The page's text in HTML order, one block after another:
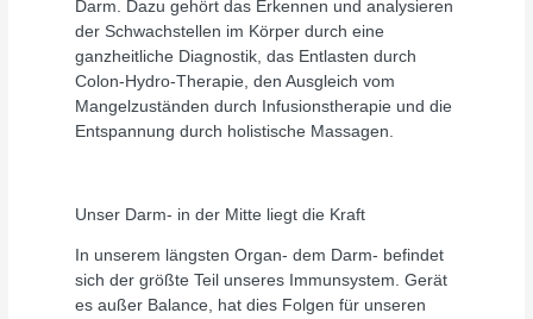
Darm. Dazu gehört das Erkennen und analysieren
der Schwachstellen im Körper durch eine
ganzheitliche Diagnostik, das Entlasten durch
Colon-Hydro-Therapie, den Ausgleich vom
Mangelzuständen durch Infusionstherapie und die
Entspannung durch holistische Massagen.
Unser Darm- in der Mitte liegt die Kraft
In unserem längsten Organ- dem Darm- befindet
sich der größte Teil unseres Immunsystem. Gerät
es außer Balance, hat dies Folgen für unseren